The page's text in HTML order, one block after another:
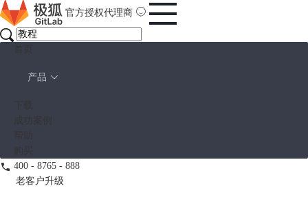
官方授权代理商
产品
400 - 8765 - 888
老客户升级